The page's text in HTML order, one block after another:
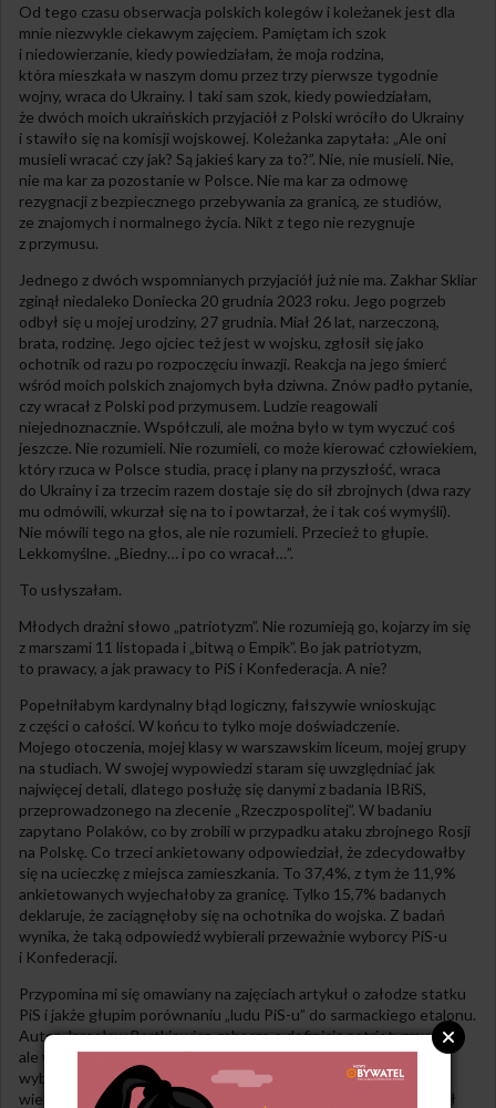
Od tego czasu obserwacja polskich kolegów i koleżanek jest dla
mnie niezwykle ciekawym zajęciem. Pamiętam ich szok
i niedowierzanie, kiedy powiedziałam, że moja rodzina,
która mieszkała w naszym domu przez trzy pierwsze tygodnie
wojny, wraca do Ukrainy. I taki sam szok, kiedy powiedziałam,
że dwóch moich ukraińskich przyjaciół z Polski wróciło do Ukrainy
i stawiło się na komisji wojskowej. Koleżanka zapytała: „Ale oni
musieli wracać czy jak? Są jakieś kary za to?”. Nie, nie musieli. Nie,
nie ma kar za pozostanie w Polsce. Nie ma kar za odmowę
rezygnacji z bezpiecznego przebywania za granicą, ze studiów,
ze znajomych i normalnego życia. Nikt z tego nie rezygnuje
z przymusu.
Jednego z dwóch wspomnianych przyjaciół już nie ma. Zakhar Skliar
zginął niedaleko Doniecka 20 grudnia 2023 roku. Jego pogrzeb
odbył się u mojej urodziny, 27 grudnia. Miał 26 lat, narzeczoną,
brata, rodzinę. Jego ojciec też jest w wojsku, zgłosił się jako
ochotnik od razu po rozpoczęciu inwazji. Reakcja na jego śmierć
wśród moich polskich znajomych była dziwna. Znów padło pytanie,
czy wracał z Polski pod przymusem. Ludzie reagowali
niejednoznacznie. Współczuli, ale można było w tym wyczuć coś
jeszcze. Nie rozumieli. Nie rozumieli, co może kierować człowiekiem,
który rzuca w Polsce studia, pracę i plany na przyszłość, wraca
do Ukrainy i za trzecim razem dostaje się do sił zbrojnych (dwa razy
mu odmówili, wkurzał się na to i powtarzał, że i tak coś wymyśli).
Nie mówili tego na głos, ale nie rozumieli. Przecież to głupie.
Lekkomyślne. „Biedny… i po co wracał…”.
To usłyszałam.
Młodych drażni słowo „patriotyzm”. Nie rozumieją go, kojarzy im się
z marszami 11 listopada i „bitwą o Empik”. Bo jak patriotyzm,
to prawacy, a jak prawacy to PiS i Konfederacja. A nie?
Popełniłabym kardynalny błąd logiczny, fałszywie wnioskując
z części o całości. W końcu to tylko moje doświadczenie.
Mojego otoczenia, mojej klasy w warszawskim liceum, mojej grupy
na studiach. W swojej wypowiedzi staram się uwzględniać jak
najwięcej detali, dlatego posłużę się danymi z badania IBRiS,
przeprowadzonego na zlecenie „Rzeczpospolitej”. W badaniu
zapytano Polaków, co by zrobili w przypadku ataku zbrojnego Rosji
na Polskę. Co trzeci ankietowany odpowiedział, że zdecydowałby
się na ucieczkę z miejsca zamieszkania. To 37,4%, z tym że 11,9%
ankietowanych wyjechałoby za granicę. Tylko 15,7% badanych
deklaruje, że zaciągnęłoby się na ochotnika do wojska. Z badań
wynika, że taką odpowiedź wybierali przeważnie wyborcy PiS-u
i Konfederacji.
Przypomina mi się omawiany na zajęciach artykuł o załodze statku
PiS i jakże głupim porównaniu „ludu PiS-u” do sarmackiego etalonu.
Autor, Jarosław Bartkiewicz, zahacza o definicję patriotyzmu,
ale w ogóle jej nie podaje. Może to i dobrze. Autor określa
wyborców Prawa i Sprawiedliwości przedłużeniem
wielopokoleniowego nowotworu narodu polskiego, który zaczął